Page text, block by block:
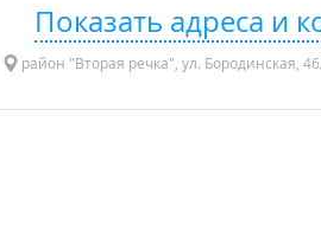
Показать адреса и
район "Вторая речка", ул. Бородинская,